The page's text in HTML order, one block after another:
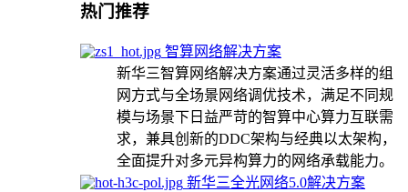
热门推荐
智算网络解决方案
新华三智算网络解决方案通过灵活多样的组
网方式与全场景网络调优技术，满足不同规
模与场景下日益严苛的智算中心算力互联需
求，兼具创新的DDC架构与经典以太架构，
全面提升对多元异构算力的网络承载能力。
新华三全光网络5.0解决方案